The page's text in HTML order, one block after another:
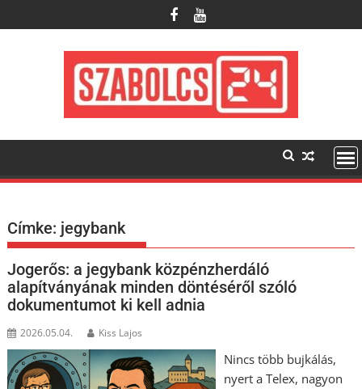
to
Címke: jegybank
Jogerős: a jegybank közpénzherdáló
alapítványának minden döntéséről szóló
dokumentumot ki kell adnia
2026.05.04. Kiss Lajos
Nincs több bujkálás,
nyert a Telex, nagyon